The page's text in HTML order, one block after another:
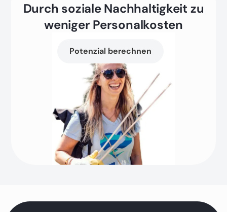
Durch soziale Nachhaltigkeit zu
weniger Personalkosten
Potenzial berechnen